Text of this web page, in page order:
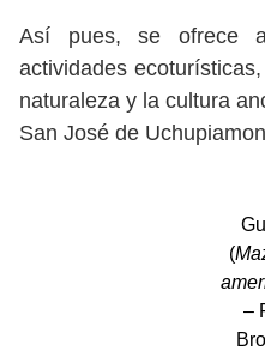
Así pues, se ofrece
actividades
naturaleza y la cultura
San José de
(
–